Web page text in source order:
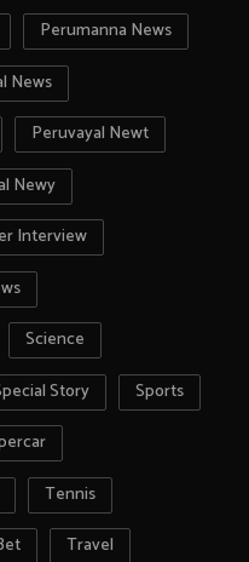
Perumanna News
News
Peruvayal Newt
Newy
Interview
Science
Story
Sports
Tennis
Travel